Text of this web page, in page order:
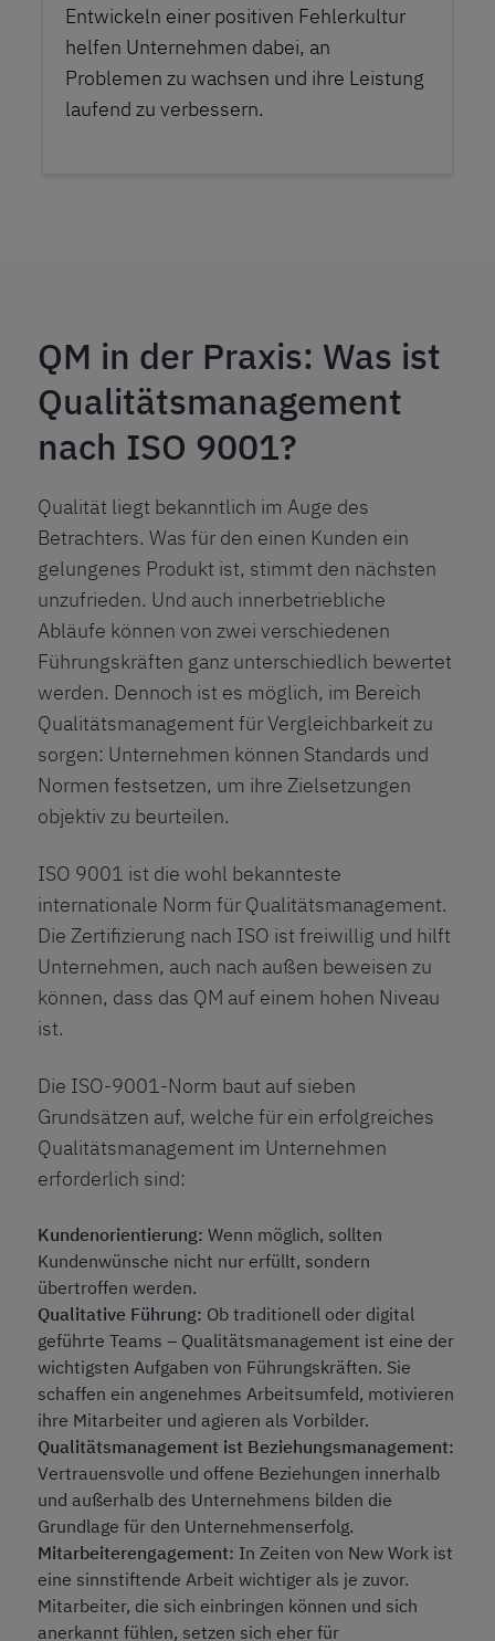
Entwickeln einer positiven Fehlerkultur
helfen Unternehmen dabei, an
Problemen zu wachsen und ihre Leistung
laufend zu verbessern.
QM in der Praxis: Was ist
Qualitätsmanagement
nach ISO 9001?
Qualität liegt bekanntlich im Auge des
Betrachters. Was für den einen Kunden ein
gelungenes Produkt ist, stimmt den nächsten
unzufrieden. Und auch innerbetriebliche
Abläufe können von zwei verschiedenen
Führungskräften ganz unterschiedlich bewertet
werden. Dennoch ist es möglich, im Bereich
Qualitätsmanagement für Vergleichbarkeit zu
sorgen: Unternehmen können Standards und
Normen festsetzen, um ihre Zielsetzungen
objektiv zu beurteilen.
ISO 9001 ist die wohl bekannteste
internationale Norm für Qualitätsmanagement.
Die Zertifizierung nach ISO ist freiwillig und hilft
Unternehmen, auch nach außen beweisen zu
können, dass das QM auf einem hohen Niveau
ist.
Die ISO-9001-Norm baut auf sieben
Grundsätzen auf, welche für ein erfolgreiches
Qualitätsmanagement im Unternehmen
erforderlich sind:
Kundenorientierung: Wenn möglich, sollten
Kundenwünsche nicht nur erfüllt, sondern
übertroffen werden.
Qualitative Führung: Ob traditionell oder digital
geführte Teams – Qualitätsmanagement ist eine der
wichtigsten Aufgaben von Führungskräften. Sie
schaffen ein angenehmes Arbeitsumfeld, motivieren
ihre Mitarbeiter und agieren als Vorbilder.
Qualitätsmanagement ist Beziehungsmanagement:
Vertrauensvolle und offene Beziehungen innerhalb
und außerhalb des Unternehmens bilden die
Grundlage für den Unternehmenserfolg.
Mitarbeiterengagement: In Zeiten von New Work ist
eine sinnstiftende Arbeit wichtiger als je zuvor.
Mitarbeiter, die sich einbringen können und sich
anerkannt fühlen, setzen sich eher für